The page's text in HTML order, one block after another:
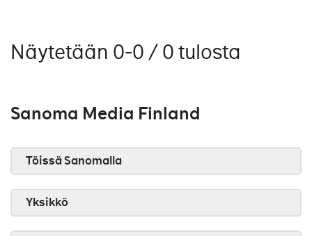
Näytetään 0-0 / 0 tulosta
Sanoma Media Finland
Töissä Sanomalla
Yksikkö